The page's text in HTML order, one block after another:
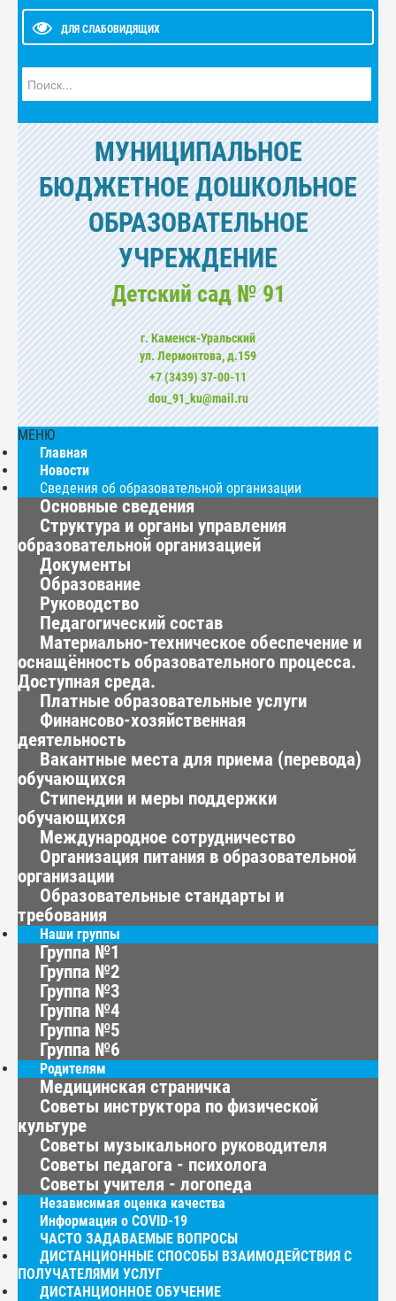
ДЛЯ СЛАБОВИДЯЩИХ
МУНИЦИПАЛЬНОЕ
БЮДЖЕТНОЕ ДОШКОЛЬНОЕ
ОБРАЗОВАТЕЛЬНОЕ
УЧРЕЖДЕНИЕ
Детский сад № 91
г. Каменск-Уральский
ул. Лермонтова, д.159
+7 (3439) 37-00-11
dou_91_ku@mail.ru
МЕНЮ
Главная
Новости
Сведения об образовательной организации
Основные сведения
Структура и органы управления
образовательной организацией
Документы
Образование
Руководство
Педагогический состав
Материально-техническое обеспечение и
оснащённость образовательного процесса.
Доступная среда.
Платные образовательные услуги
Финансово-хозяйственная
деятельность
Вакантные места для приема (перевода)
обучающихся
Стипендии и меры поддержки
обучающихся
Международное сотрудничество
Организация питания в образовательной
организации
Образовательные стандарты и
требования
Наши группы
Группа №1
Группа №2
Группа №3
Группа №4
Группа №5
Группа №6
Родителям
Медицинская страничка
Советы инструктора по физической
культуре
Советы музыкального руководителя
Советы педагога - психолога
Советы учителя - логопеда
Независимая оценка качества
Информация о COVID-19
ЧАСТО ЗАДАВАЕМЫЕ ВОПРОСЫ
ДИСТАНЦИОННЫЕ СПОСОБЫ ВЗАИМОДЕЙСТВИЯ С
ПОЛУЧАТЕЛЯМИ УСЛУГ
ДИСТАНЦИОННОЕ ОБУЧЕНИЕ